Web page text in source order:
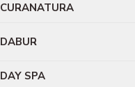
CURANATURA
DABUR
DAY SPA